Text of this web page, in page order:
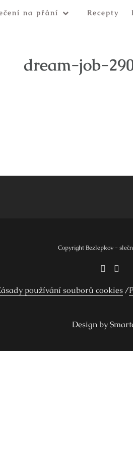
na přání Recepty
dream-job-
Copyright Bezlepkov -
používání souborů cookies
Design by